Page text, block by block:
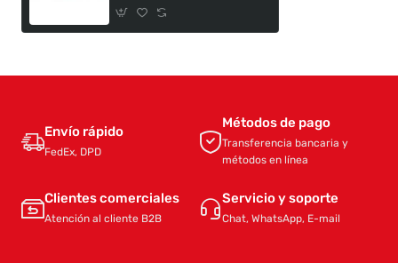
Envío rápido
FedEx, DPD
Métodos de pago
Transferencia bancaria y
métodos en línea
Clientes comerciales
Atención al cliente B2B
Servicio y soporte
Chat, WhatsApp, E-mail